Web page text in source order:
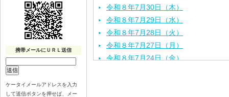
令和８年7月30日（木）
令和８年7月29日（水）
令和８年7月28日（火）
令和８年7月27日（月）
令和８年7月24日（金）
携帯メールにＵＲＬ送信
ケータイメールアドレスを入力
して送信ボタンを押せば、メー